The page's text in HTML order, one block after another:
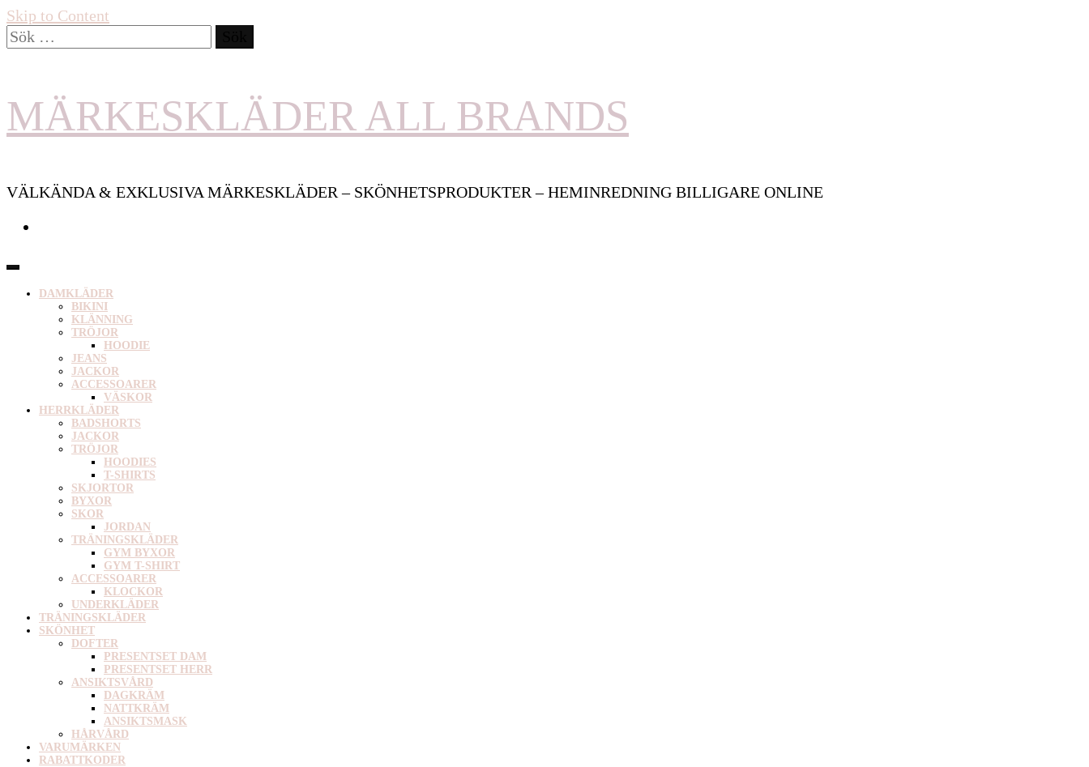
Skip to Content
Sök
efter:
MÄRKESKLÄDER ALL BRANDS
VÄLKÄNDA & EXKLUSIVA MÄRKESKLÄDER – SKÖNHETSPRODUKTER – HEMINREDNING BILLIGARE ONLINE
DAMKLÄDER
BIKINI
KLÄNNING
TRÖJOR
HOODIE
JEANS
JACKOR
ACCESSOARER
VÄSKOR
HERRKLÄDER
BADSHORTS
JACKOR
TRÖJOR
HOODIES
T-SHIRTS
SKJORTOR
BYXOR
SKOR
JORDAN
TRÄNINGSKLÄDER
GYM BYXOR
GYM T-SHIRT
ACCESSOARER
KLOCKOR
UNDERKLÄDER
TRÄNINGSKLÄDER
SKÖNHET
DOFTER
PRESENTSET DAM
PRESENTSET HERR
ANSIKTSVÅRD
DAGKRÄM
NATTKRÄM
ANSIKTSMASK
HÅRVÅRD
VARUMÄRKEN
RABATTKODER